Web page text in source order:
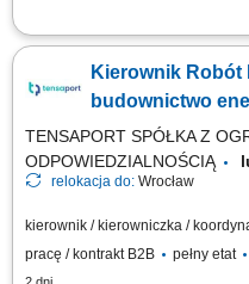
Zadania: Bezpośredni nadzór i
przygotowywanie obmiarów i
Koordynacja działań
Kierownik Robót
budownictwo
TENSAPORT SPÓŁKA Z
ODPOWIEDZIALNOŚCIĄ
relokacja do: Wrocław
kierownik / kierowniczka /
pracę / kontrakt B2B
pełny etat